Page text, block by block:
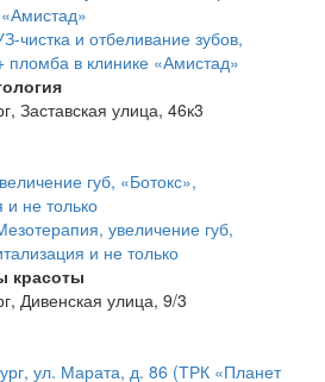
чистка и отбеливание зубов,
пломба в клинике «Амистад»
Заставская улица, 46к3
увеличение губ,
и не только
красоты
Дивенская улица, 9/3